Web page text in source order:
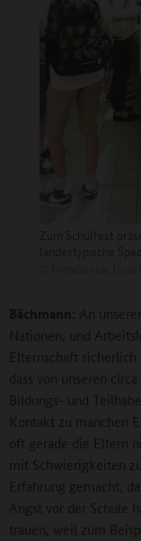
Bächmann: An
Nationen, und
Elternschaft sicherlich
dass von unseren
Bildungs- und
Kontakt zu manchen
oft gerade die Eltern
mit Schwierigkeiten
Erfahrung gemacht,
Angst vor der Schule
trauen, weil zum